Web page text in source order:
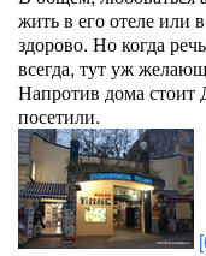
жить в его отеле или
здорово. Но когда
всегда, тут уж
Напротив дома стоит
посетили.